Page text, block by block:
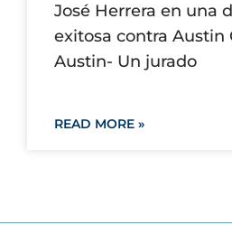
José Herrera en una
exitosa contra Austin
Austin- Un jurado
READ MORE »